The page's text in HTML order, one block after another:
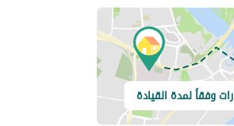
وفقاً لمدة القيادة